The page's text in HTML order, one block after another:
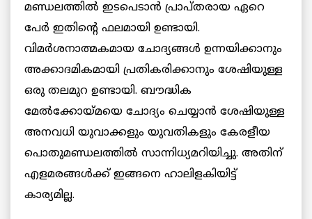
മണ്ഡലത്തില്‍ ഇടപെടാന്‍ പ്രാപ്തരായ ഏറെ
പേർ ഇതിന്റെ ഫലമായി ഉണ്ടായി.
വിമര്‍ശനാത്മകമായ ചോദ്യങ്ങൾ ഉന്നയിക്കാനും
അക്കാദമികമായി പ്രതികരിക്കാനും ശേഷിയുള്ള
ഒരു തലമുറ ഉണ്ടായി. ബൗദ്ധിക
മേല്‍ക്കോയ്മയെ ചോദ്യം ചെയ്യാൻ ശേഷിയുള്ള
അനവധി യുവാക്കളും യുവതികളും കേരളീയ
പൊതുമണ്ഡലത്തില്‍ സാന്നിധ്യമറിയിച്ചു. അതിന്
എളമരങ്ങൾക്ക് ഇങ്ങനെ ഹാലിളകിയിട്ട്
കാര്യമില്ല.